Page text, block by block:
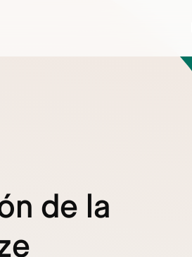
de la